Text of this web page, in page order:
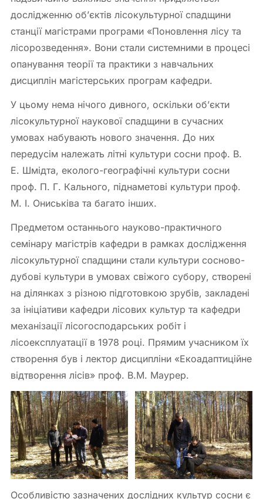
дослідженню об’єктів лісокультурної спадщини
станції магістрами програми «Поновлення лісу та
лісорозведення». Вони стали системними в процесі
опанування теорії та практики з навчальних
дисциплін магістерських програм кафедри.
У цьому нема нічого дивного, оскільки об’єкти
лісокультурної наукової спадщини в сучасних
умовах набувають нового значення. До них
передусім належать літні культури сосни проф. В.
Е. Шмідта, еколого-географічні культури сосни
проф. П. Г. Кального, піднаметові культури проф.
М. І. Ониськіва та багато інших.
Предметом останнього науково-практичного
семінару магістрів кафедри в рамках дослідження
лісокультурної спадщини стали культури сосново-
дубові культури в умовах свіжого субору, створені
на ділянках з різною підготовкою зрубів, закладені
за ініціативи кафедри лісових культур та кафедри
механізації лісогосподарських робіт і
лісоексплуатації в 1978 році. Прямим учасником їх
створення був і лектор дисципліни «Екоадаптиційне
відтворення лісів» проф. В.М. Маурер.
Особливістю зазначених дослідних культур сосни є